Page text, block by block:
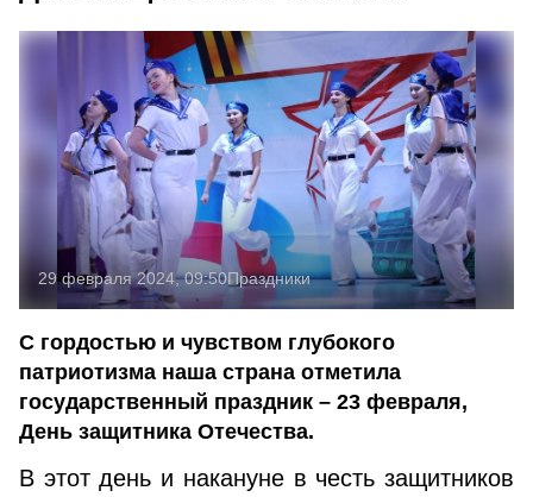
29 февраля 2024, 09:50Праздники
С гордостью и чувством глубокого
патриотизма наша страна отметила
государственный праздник – 23 февраля,
День защитника Отечества.
В этот день и накануне в честь защитников